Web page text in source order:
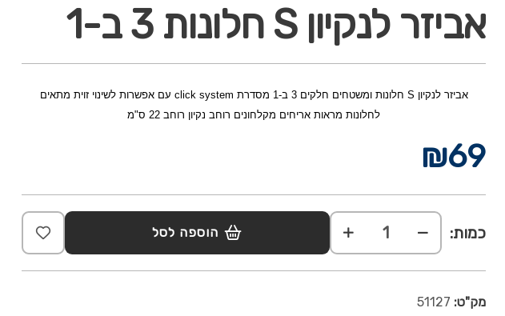
אביזר לנקיון S חלונות 3 ב-1
אביזר לנקיון S חלונות ומשטחים חלקים 3 ב-1 מסדרת click system עם אפשרות לשינוי זוית מתאים
לחלונות מראות אריחים מקלחונים רוחב נקיון רוחב 22 ס"מ
₪69
כמות: הוספה לסל
מק"ט: 51127